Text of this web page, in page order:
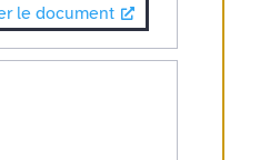
le document